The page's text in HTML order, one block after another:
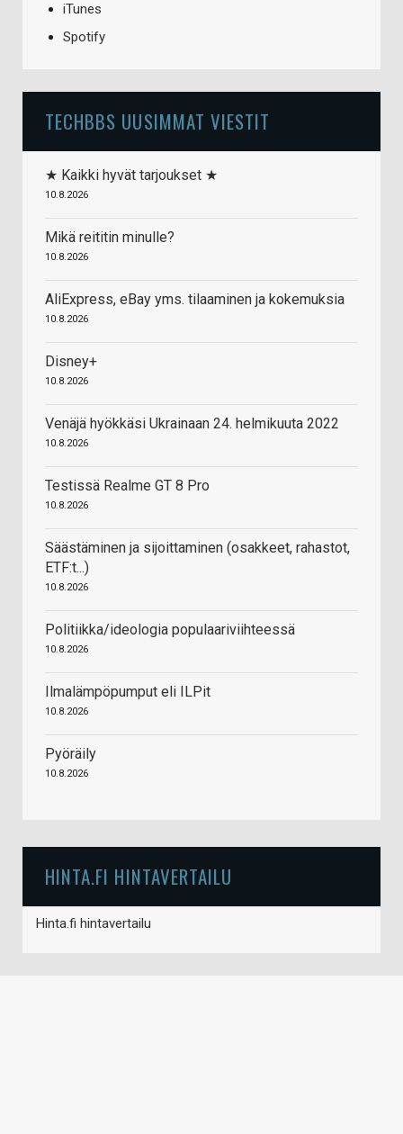
iTunes
Spotify
TECHBBS UUSIMMAT VIESTIT
★ Kaikki hyvät tarjoukset ★
10.8.2026
Mikä reititin minulle?
10.8.2026
AliExpress, eBay yms. tilaaminen ja kokemuksia
10.8.2026
Disney+
10.8.2026
Venäjä hyökkäsi Ukrainaan 24. helmikuuta 2022
10.8.2026
Testissä Realme GT 8 Pro
10.8.2026
Säästäminen ja sijoittaminen (osakkeet, rahastot,
ETF:t...)
10.8.2026
Politiikka/ideologia populaariviihteessä
10.8.2026
Ilmalämpöpumput eli ILPit
10.8.2026
Pyöräily
10.8.2026
HINTA.FI HINTAVERTAILU
Hinta.fi hintavertailu